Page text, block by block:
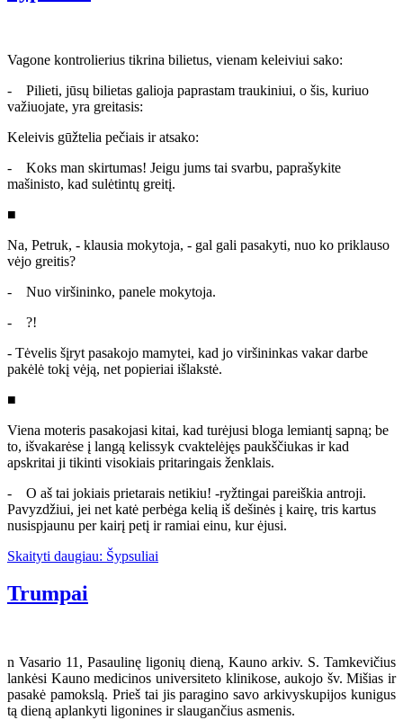
Vagone kontrolierius tikrina bilietus, vienam keleiviui sako:
- Pilieti, jūsų bilietas galioja paprastam traukiniui, o šis, kuriuo
važiuojate, yra greitasis:
Keleivis gūžtelia pečiais ir atsako:
- Koks man skirtumas! Jeigu jums tai svarbu, paprašykite
mašinisto, kad sulėtintų greitį.
■
Na, Petruk, - klausia mokytoja, - gal gali pasakyti, nuo ko priklauso
vėjo greitis?
- Nuo viršininko, panele mokytoja.
- ?!
- Tėvelis šįryt pasakojo mamytei, kad jo viršininkas vakar darbe
pakėlė tokį vėją, net popieriai išlakstė.
■
Viena moteris pasakojasi kitai, kad turėjusi bloga lemiantį sapną; be
to, išvakarėse į langą kelissyk cvaktelėjęs paukščiukas ir kad
apskritai ji tikinti visokiais pritaringais ženklais.
- O aš tai jokiais prietarais netikiu! -ryžtingai pareiškia antroji.
Pavyzdžiui, jei net katė perbėga kelią iš dešinės į kairę, tris kartus
nusispjaunu per kairį petį ir ramiai einu, kur ėjusi.
Skaityti daugiau: Šypsuliai
Trumpai
n Vasario 11, Pasaulinę ligonių dieną, Kauno arkiv. S. Tamkevičius
lankėsi Kauno medicinos universiteto klinikose, aukojo šv. Mišias ir
pasakė pamokslą. Prieš tai jis paragino savo arkivyskupijos kunigus
tą dieną aplankyti ligonines ir slaugančius asmenis.